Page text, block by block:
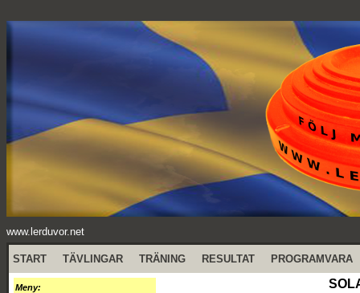
www.lerduvor.net
START TÄVLINGAR TRÄNING RESULTAT PROGRAMVARA
Meny: